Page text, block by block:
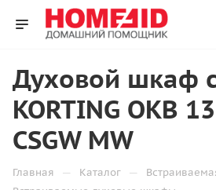
Духовой шкаф
KORTING OKB
CSGW MW
Главная — Каталог —